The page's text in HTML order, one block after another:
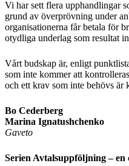
Vi har sett flera upphandlingar
grund av överprövning under
organisationerna får betala för
otydliga underlag som resultat
Vårt budskap är, enligt
som inte kommer att
och ett krav som inte behövs är
Bo Cederberg
Marina Ignatushchenko
Gaveto
Serien Avtalsuppföljning – en